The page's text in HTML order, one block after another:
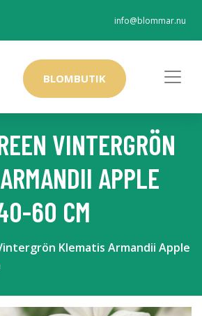
info@blommar.nu
BLOMBUTIK
VINTERGRÖN
APPLE
60 CM
Klematis Armandii Apple